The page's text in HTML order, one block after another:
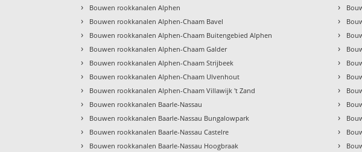
› Bouwen rookkanalen Alphen
› Bouwen rookkanalen Alphen-Chaam Bavel
› Bouwen rookkanalen Alphen-Chaam Buitengebied Alphen
› Bouwen rookkanalen Alphen-Chaam Galder
› Bouwen rookkanalen Alphen-Chaam Strijbeek
› Bouwen rookkanalen Alphen-Chaam Ulvenhout
› Bouwen rookkanalen Alphen-Chaam Villawijk 't Zand
› Bouwen rookkanalen Baarle-Nassau
› Bouwen rookkanalen Baarle-Nassau Bungalowpark
› Bouwen rookkanalen Baarle-Nassau Castelre
› Bouwen rookkanalen Baarle-Nassau Hoogbraak
›
›
›
›
›
›
›
›
›
›
›